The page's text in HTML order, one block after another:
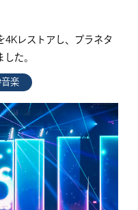
4Kレストアし、プラネタ
た。
楽